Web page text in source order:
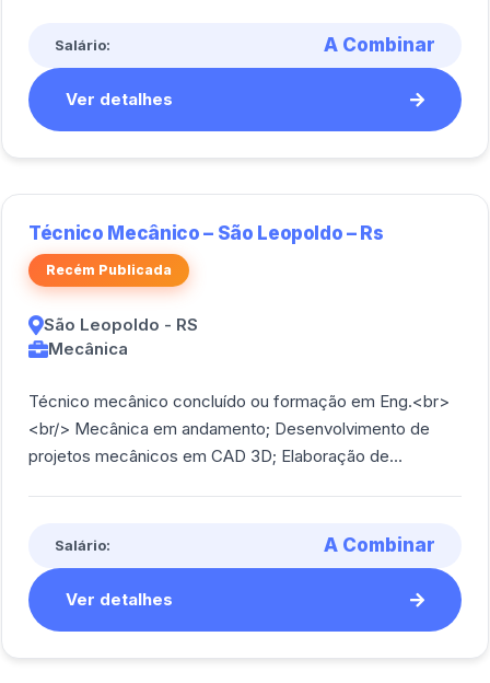
Salário: A Combinar
Ver detalhes
Técnico Mecânico – São Leopoldo – Rs
Recém Publicada
São Leopoldo - RS
Mecânica
Técnico mecânico concluído ou formação em Eng.<br>
<br/> Mecânica em andamento; Desenvolvimento de
projetos mecânicos em CAD 3D; Elaboração de
Salário: A Combinar
Ver detalhes